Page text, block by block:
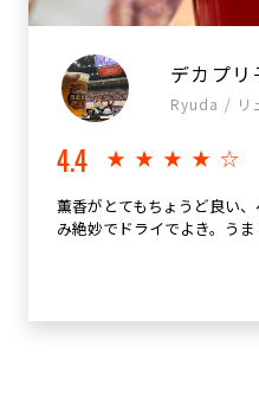
デカプリ
Ryuda / リ
4.4 ★★★★☆
薫香がとてもちょうど良い
み絶妙でドライでよき。うま